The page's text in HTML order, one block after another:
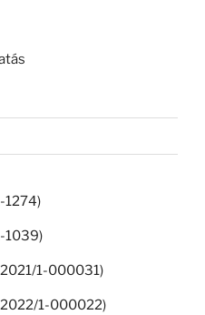
1274)
1039)
1-000031)
1-000022)